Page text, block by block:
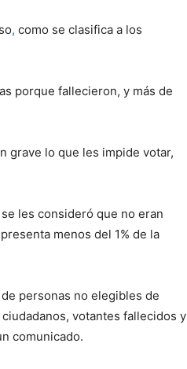
, como se clasifica a los
porque fallecieron, y más de
grave lo que les impide votar,
les consideró que no eran
menos del 1% de la
personas no elegibles de
votantes fallecidos y
comunicado.